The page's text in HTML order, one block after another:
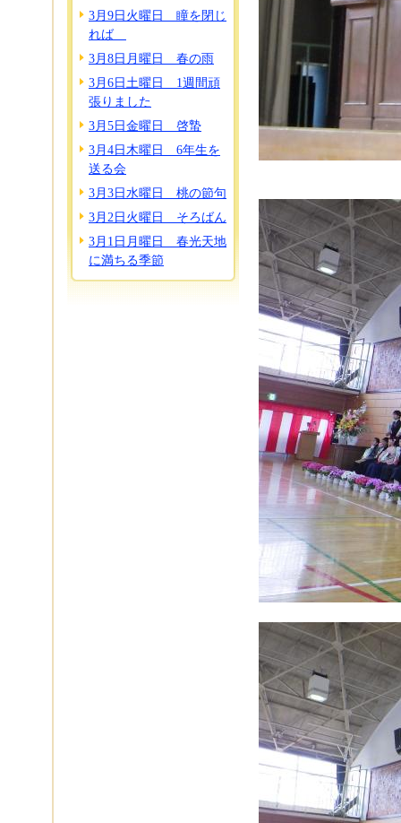
3月9日火曜日 瞳を閉じ
れば
3月8日月曜日 春の雨
3月6日土曜日 1週間頑
張りました
3月5日金曜日 啓蟄
3月4日木曜日 6年生を
送る会
3月3日水曜日 桃の節句
3月2日火曜日 そろばん
3月1日月曜日 春光天地
に満ちる季節